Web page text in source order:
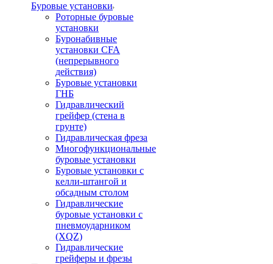
Буровые установки
Роторные буровые
установки
Буронабивные
установки CFA
(непрерывного
действия)
Буровые установки
ГНБ
Гидравлический
грейфер (стена в
грунте)
Гидравлическая фреза
Многофункциональные
буровые установки
Буровые установки с
келли-штангой и
обсадным столом
Гидравлические
буровые установки с
пневмоударником
(XQZ)
Гидравлические
грейферы и фрезы